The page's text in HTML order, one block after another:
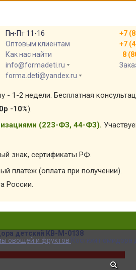
Пн-Пт 11-16
Оптовым клиентам
Как нас найти
info@formadeti.ru
forma.deti@yandex.ru
+7
+7
8
- 1-2 недели. Бесплатная
-10%).
(223-ФЗ, 44-ФЗ).
знак, сертификаты РФ.
платеж (оплата при получении).
России.
детский КВ-М-0138
овощей и фруктов Костюм помидора